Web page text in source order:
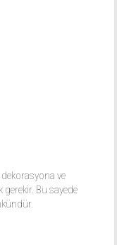
ve
Bu sayede